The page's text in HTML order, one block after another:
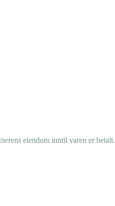
eiendom inntil varen er betalt.